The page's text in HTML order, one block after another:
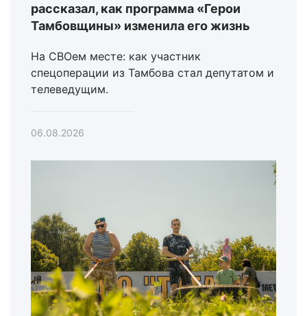
рассказал, как программа «Герои
Тамбовщины» изменила его жизнь
На СВОем месте: как участник
спецоперации из Тамбова стал депутатом и
телеведущим.
06.08.2026